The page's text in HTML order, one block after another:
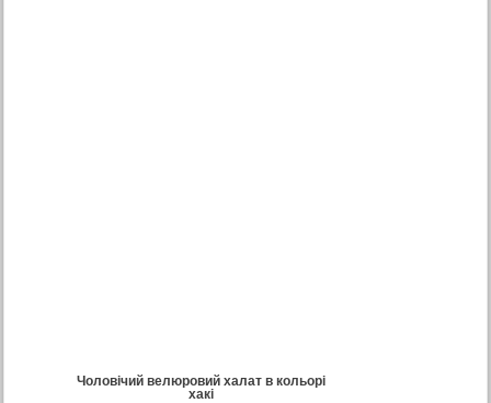
Чоловічий велюровий халат в кольорі
хакі